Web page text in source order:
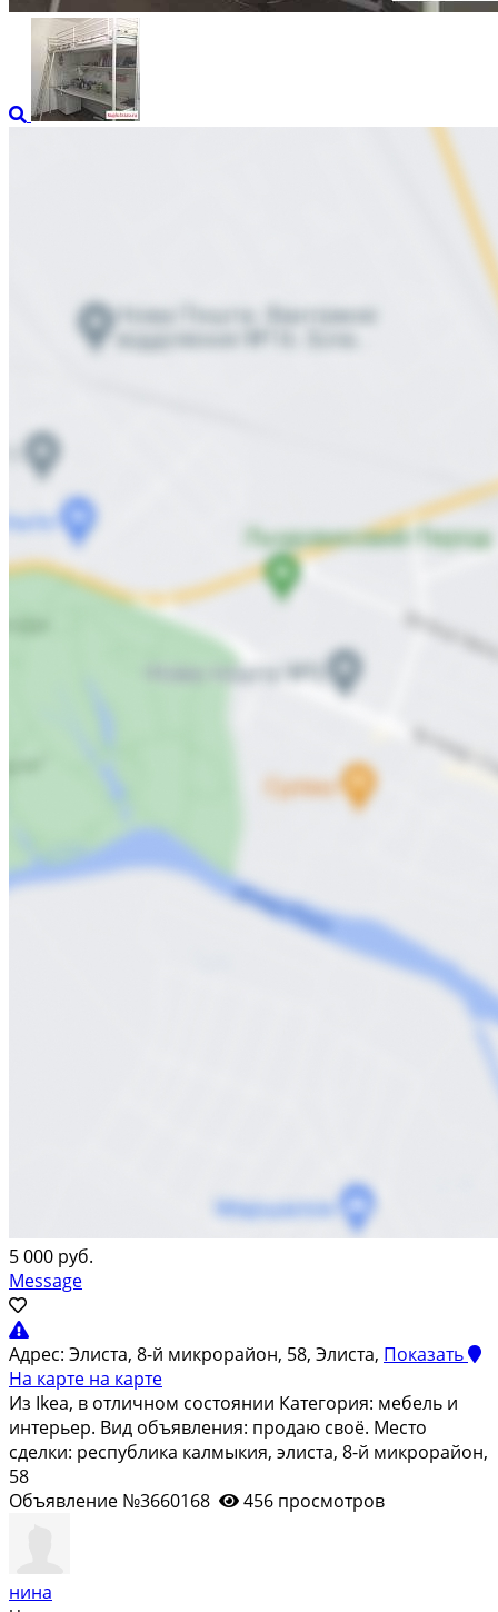
5 000 руб.
Message
Адрес: Элиста, 8-й микрорайон, 58, Элиста, Показать
На карте на карте
Из Ikea, в отличном состоянии Категория: мебель и
интерьер. Вид объявления: продаю своё. Место
сделки: республика калмыкия, элиста, 8-й микрорайон,
58
Объявление №3660168
456 просмотров
нина